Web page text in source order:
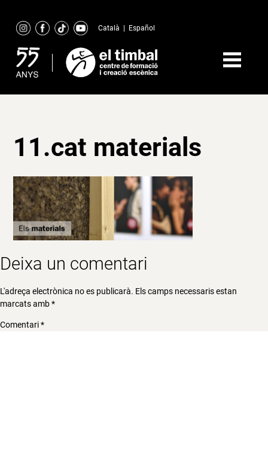
content
Català Español
11.cat materials
Deixa un comentari
L'adreça electrònica no es publicarà. Els camps necessaris estan
marcats amb*
Comentari*